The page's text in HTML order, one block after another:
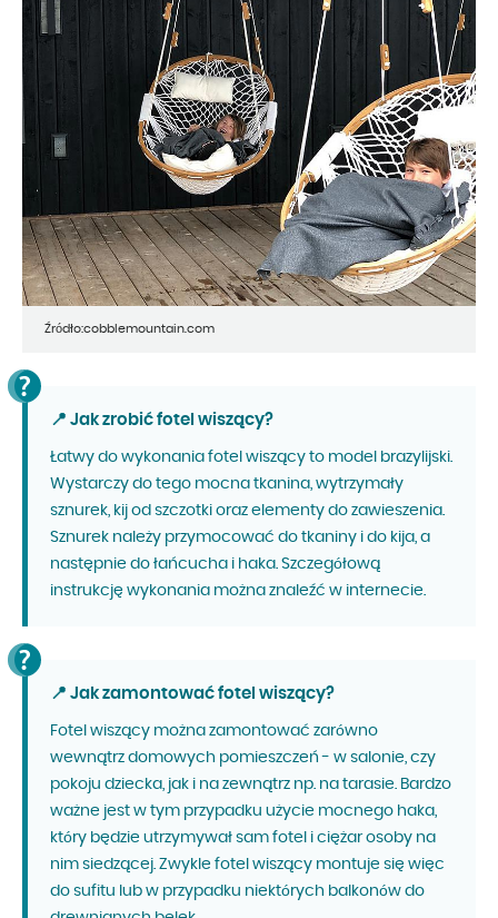
Źródło:cobblemountain.com
📍 Jak zrobić fotel wiszący?
Łatwy do wykonania fotel wiszący to model brazylijski.
Wystarczy do tego mocna tkanina, wytrzymały
sznurek, kij od szczotki oraz elementy do zawieszenia.
Sznurek należy przymocować do tkaniny i do kija, a
następnie do łańcucha i haka. Szczegółową
instrukcję wykonania można znaleźć w internecie.
📍 Jak zamontować fotel wiszący?
Fotel wiszący można zamontować zarówno
wewnątrz domowych pomieszczeń - w salonie, czy
pokoju dziecka, jak i na zewnątrz np. na tarasie. Bardzo
ważne jest w tym przypadku użycie mocnego haka,
który będzie utrzymywał sam fotel i ciężar osoby na
nim siedzącej. Zwykle fotel wiszący montuje się więc
do sufitu lub w przypadku niektórych balkonów do